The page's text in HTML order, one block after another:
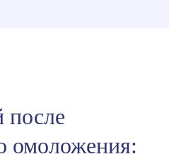
после
омоложения: